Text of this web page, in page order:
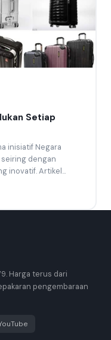
Setiap
inisiatif Negara
seiring dengan
inovatif. Artikel...
Harga terus dari
pengembaraan